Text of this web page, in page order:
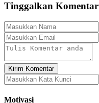
Tinggalkan Komentar
Kirim Komentar
Motivasi